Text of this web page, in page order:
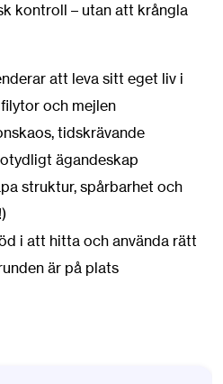
kontroll – utan att krångla
att leva sitt eget liv i
och mejlen
tidskrävande
ägandeskap
struktur, spårbarhet och
i att hitta och använda rätt
är på plats